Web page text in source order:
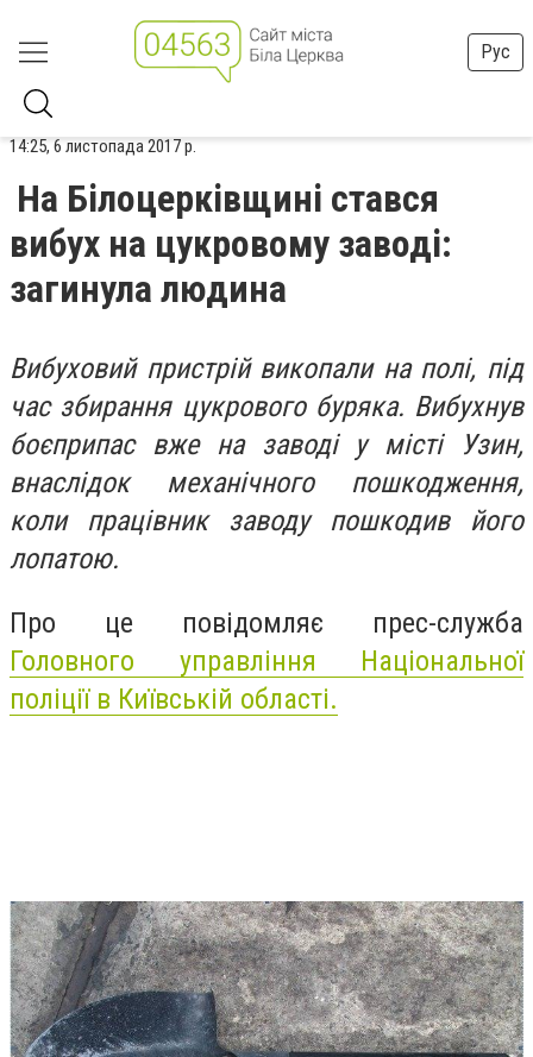
Рус
14:25, 6 листопада 2017 р.
На Білоцерківщині стався
вибух на цукровому заводі:
загинула людина
Вибуховий пристрій викопали на полі, під
час збирання цукрового буряка. Вибухнув
боєприпас вже на заводі у місті Узин,
внаслідок механічного пошкодження,
коли працівник заводу пошкодив його
лопатою.
Про це повідомляє прес-служба
Головного управління Національної
поліції в Київській області.